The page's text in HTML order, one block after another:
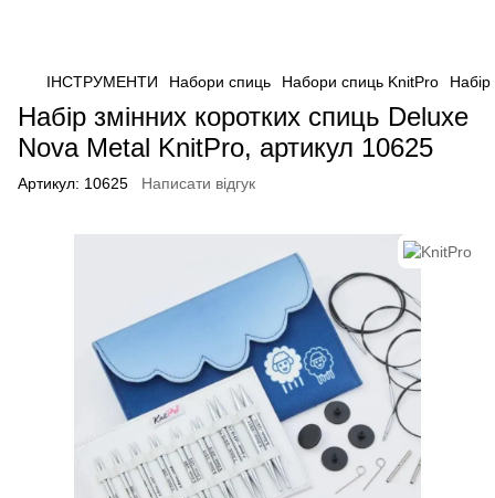
ІНСТРУМЕНТИ Набори спиць Набори спиць KnitPro
Набір змінних коротких спиць Deluxe
Nova Metal KnitPro, артикул 10625
Артикул: 10625 Написати відгук